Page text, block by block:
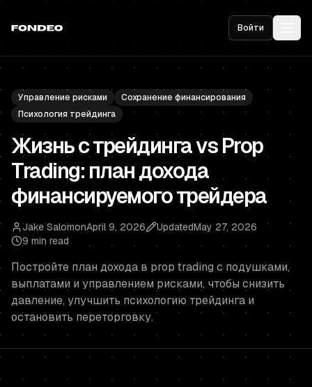
Войти
Управление рисками
Сохранение финансирования
Психология трейдинга
Жизнь с трейдинга vs Prop
Trading: план дохода
финансируемого трейдера
Jake SalomonApril 9, 2026 UpdatedMay 27, 2026
9 min read
Постройте план дохода в prop trading с подушками,
выплатами и управлением рисками, чтобы снизить
давление, улучшить психологию трейдинга и
остановить переторговку.